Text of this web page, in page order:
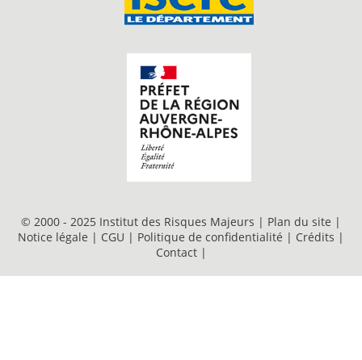
© 2000 - 2025 Institut des Risques Majeurs | Plan du site |
Notice légale | CGU | Politique de confidentialité | Crédits |
Contact |